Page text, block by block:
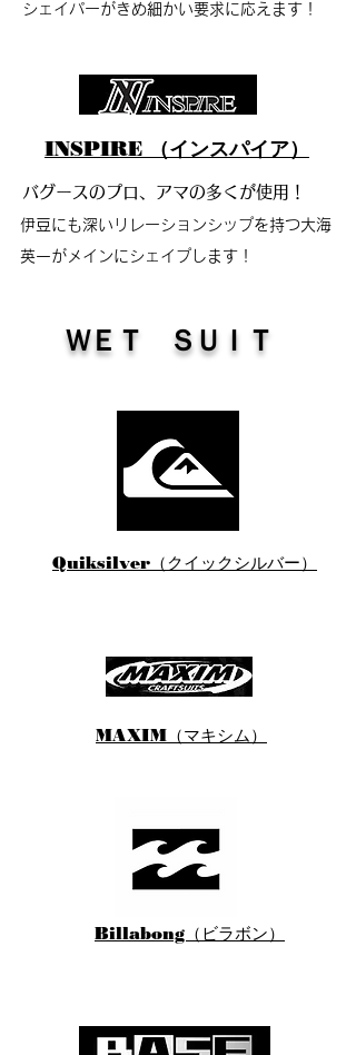
シェイパーがきめ細かい要求に応えます！
INSPIRE （インスパイア）
バグースのプロ、アマの多くが使用！
伊豆にも深いリレーションシップを持つ大海
英一がメインにシェイプします！
​ＷＥＴ ＳＵＩＴ
Quiksilver（クイックシルバー）
MAXIM（マキシム）
Billabong（ビラボン）